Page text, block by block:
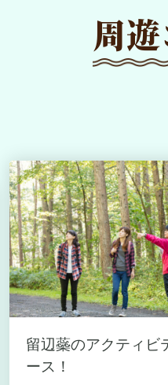
周
留辺蘂のアクティビ
ース！